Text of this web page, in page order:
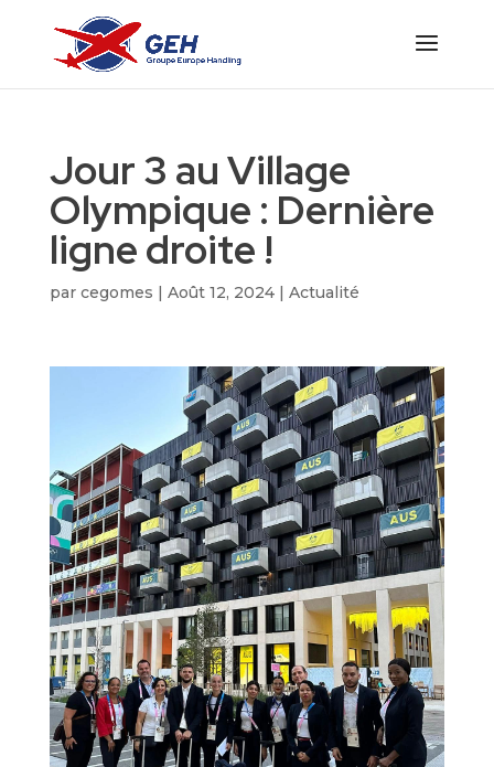
Jour 3 au Village
Olympique : Dernière
ligne droite !
par cegomes | Août 12, 2024| Actualité